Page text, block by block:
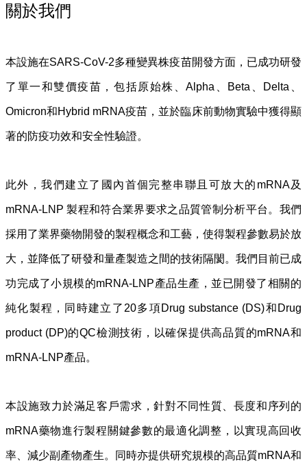
關於我們
本設施在SARS-CoV-2多種變異株疫苗開發方面，已成功研發
了單一和雙價疫苗，包括原始株、Alpha、Beta、Delta、
Omicron和Hybrid mRNA疫苗，並於臨床前動物實驗中獲得顯
著的防疫功效和安全性驗證。
此外，我們建立了國內首個完整串聯且可放大的mRNA及
mRNA-LNP 製程和符合業界要求之品質管制分析平台。我們
採用了業界藥物開發的製程概念和工藝，使得製程參數易於放
大，並降低了研發和量產製造之間的技術隔閡。我們目前已成
功完成了小規模的mRNA-LNP產品生產，並已開發了相關的
純化製程，同時建立了20多項Drug substance (DS)和Drug
product (DP)的QC檢測技術，以確保提供高品質的mRNA和
mRNA-LNP產品。
本設施致力於滿足客戶需求，針對不同性質、長度和序列的
mRNA藥物進行製程關鍵參數的最適化調整，以實現高回收
率、減少副產物產生。同時亦提供研究規模的高品質mRNA和